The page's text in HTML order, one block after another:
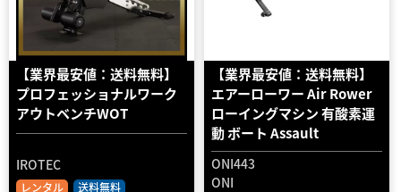
【業界最安値：送料無料】
プロフェッショナルワーク
アウトベンチWOT
IROTEC
レンタル
送料無料
【業界最安値：送料無料】
エアーローワー Air Rower
ローイングマシン 有酸素運
動 ボート Assault
ONI443
ONI